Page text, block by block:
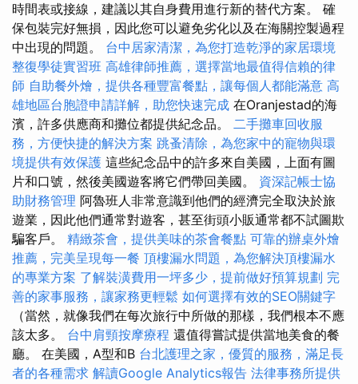
時間表或接線，建議以其自身費用進行新的替代方案。 確
保包裝完好無損，因此您可以避免劣化以及在海關控製過程
中出現的問題。 台中居家清潔，為您打造乾淨的家居環境
整復學徒實習班 高雄律師推薦，選擇當地最值得信賴的律
師 自助餐外燴，提供各種豐富餐點，讓每個人都能滿意 高
雄地區台胞證申請詳解，助您快速完成 在Oranjestad的海
濱，許多供應商和攤位都提供紀念品。 二手攤車回收服
務，方便快捷的解決方案 跳蚤清除，為您家中的寵物與環
境提供有效保護 這些紀念品中的許多來自美國，上面有圖
片和口號，然後美國遊客將它們帶回美國。 資深記帳士協
助財務管理 阿魯班人非常意識到他們的經濟完全取決於旅
遊業，因此他們通常對遊客，甚至街頭小販通常都不試圖欺
騙客戶。 精緻茶會，提供美味的茶會餐點 可靠的辦桌外燴
推薦，完美呈現每一餐 頂樓漏水問題，為您解決頂樓漏水
的專業方案 了解裝潢費用一坪多少，提前做好預算規劃 完
善的家事服務，讓家務更輕鬆 如何選擇有效的SEO關鍵字
（當然，就像我們在每次旅行中所做的那樣，我們根本不應
該太多。 台中肩頸按摩療程 還值得嘗試提供當地美食的餐
廳。 在美國，A型和B 台北護理之家，優質的服務，滿足長
者的各種需求 解讀Google Analytics報告 法律事務所提供